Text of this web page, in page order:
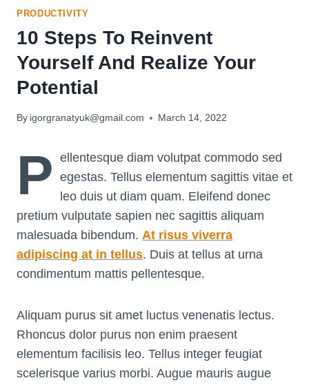
PRODUCTIVITY
10 Steps To Reinvent
Yourself And Realize Your
Potential
By igorgranatyuk@gmail.com March 14, 2022
P ellentesque diam volutpat commodo sed
egestas. Tellus elementum sagittis vitae et
leo duis ut diam quam. Eleifend donec
pretium vulputate sapien nec sagittis aliquam
malesuada bibendum. At risus viverra
adipiscing at in tellus. Duis at tellus at urna
condimentum mattis pellentesque.
Aliquam purus sit amet luctus venenatis lectus.
Rhoncus dolor purus non enim praesent
elementum facilisis leo. Tellus integer feugiat
scelerisque varius morbi. Augue mauris augue